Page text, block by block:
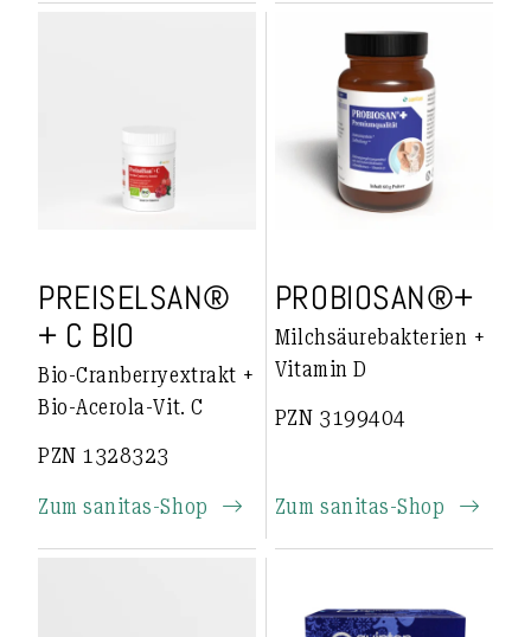
PREISELSAN®
+ C BIO
Bio-Cranberryextrakt +
Bio-Acerola-Vit. C
PZN 1328323
Zum sanitas-Shop
PROBIOSAN®+
Milchsäurebakterien +
Vitamin D
PZN 3199404
Zum sanitas-Shop